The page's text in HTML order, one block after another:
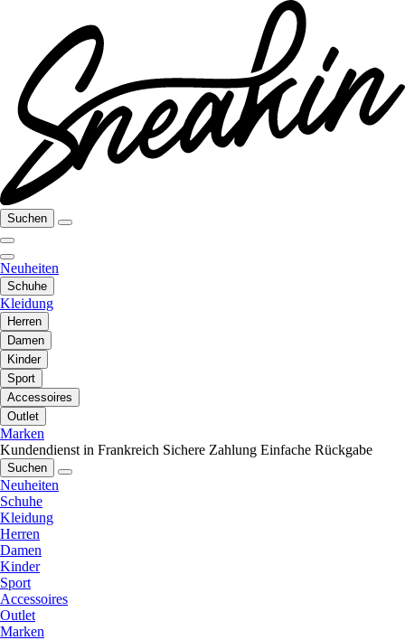
Suchen
Neuheiten
Schuhe
Kleidung
Herren
Damen
Kinder
Sport
Accessoires
Outlet
Marken
Kundendienst in Frankreich Sichere Zahlung Einfache Rückgabe
Suchen
Neuheiten
Schuhe
Kleidung
Herren
Damen
Kinder
Sport
Accessoires
Outlet
Marken